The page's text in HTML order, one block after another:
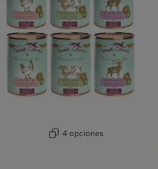
4 opciones